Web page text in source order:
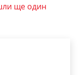
ще один